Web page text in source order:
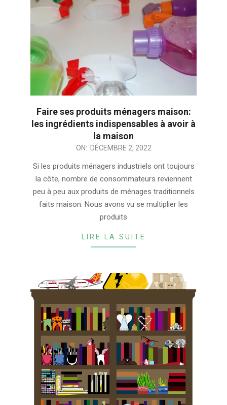
Faire ses produits ménagers maison:
les ingrédients indispensables à avoir à
la maison
ON: DÉCEMBRE 2, 2022
Si les produits ménagers industriels ont toujours
la côte, nombre de consommateurs reviennent
peu à peu aux produits de ménages traditionnels
faits maison. Nous avons vu se multiplier les
produits
LIRE LA SUITE